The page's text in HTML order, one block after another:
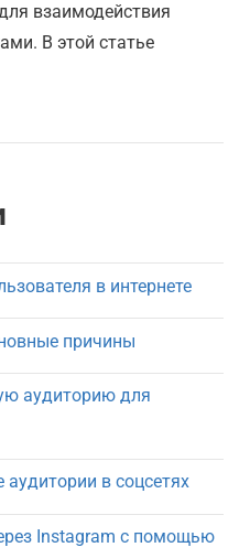
взаимодействия
В этой статье
в интернете
причины
аудиторию для
в соцсетях
Instagram с помощью